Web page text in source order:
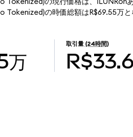
Tokenized)の現行価格は、1LUNRon
Tokenized)の時価総額はR$69.55万と
万
取引量 (24時間)